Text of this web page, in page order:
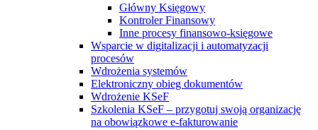
Główny Księgowy
Kontroler Finansowy
Inne procesy finansowo-księgowe
Wsparcie w digitalizacji i automatyzacji
procesów
Wdrożenia systemów
Elektroniczny obieg dokumentów
Wdrożenie KSeF
Szkolenia KSeF – przygotuj swoją organizację
na obowiązkowe e-fakturowanie